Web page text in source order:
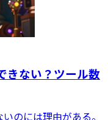
きない？ツール数
のには理由がある。